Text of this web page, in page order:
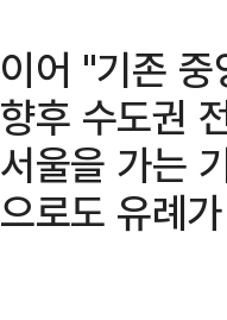
이어 "기존
향후 수도권
서울을 가는
으로도 유례